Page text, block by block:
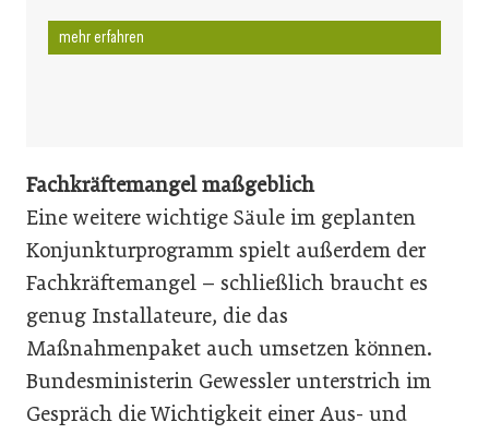
mehr erfahren
Fachkräftemangel maßgeblich
Eine weitere wichtige Säule im geplanten
Konjunkturprogramm spielt außerdem der
Fachkräftemangel – schließlich braucht es
genug Installateure, die das
Maßnahmenpaket auch umsetzen können.
Bundesministerin Gewessler unterstrich im
Gespräch die Wichtigkeit einer Aus- und